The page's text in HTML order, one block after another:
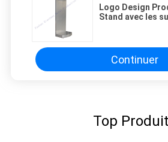
Logo Design
Stand avec les
Continuer
Top